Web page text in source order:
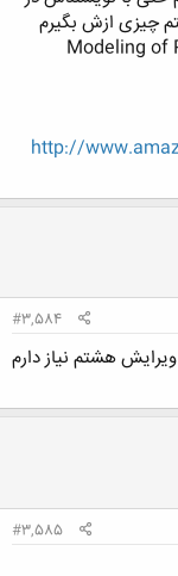
http://
چیزی ازش بگیرم
Modeling of
http://
#3,584
هشتم نیاز دارم
#3,585